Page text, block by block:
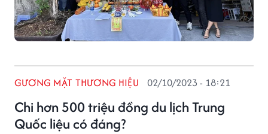
Chi hơn 500 triệu đồng du lịch Trung
Quốc liệu có đáng?
GƯƠNG MẶT THƯƠNG HIỆU 02/10/2023 - 18:21